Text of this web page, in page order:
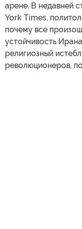
арене. В недавней
York Times,
почему все
устойчивость
религиозный
революционеров,